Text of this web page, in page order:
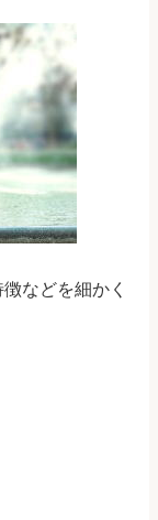
などを細かく